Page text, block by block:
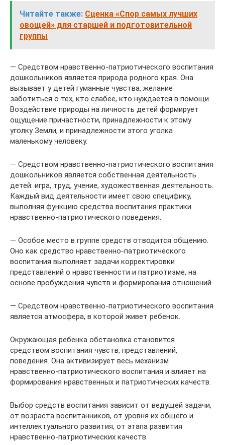
Читайте также: Сценка «Спор самых лучших
овощей» для старшей и подготовительной
группы
— Средством нравственно-патриотического воспитания
дошкольников является природа родного края. Она
вызывает у детей гуманные чувства, желание
заботиться о тех, кто слабее, кто нуждается в помощи.
Воздействие природы на личность детей формирует
ощущение причастности, принадлежности к этому
уголку Земли, и принадлежности этого уголка
маленькому человеку.
— Средством нравственно-патриотического воспитания
дошкольников является собственная деятельность
детей: игра, труд, учение, художественная деятельность.
Каждый вид деятельности имеет свою специфику,
выполняя функцию средства воспитания практики
нравственно-патриотического поведения.
— Особое место в группе средств отводится общению.
Оно как средство нравственно-патриотического
воспитания выполняет задачи корректировки
представлений о нравственности и патриотизме, на
основе пробуждения чувств и формирования отношений.
— Средством нравственно-патриотического воспитания
является атмосфера, в которой живет ребенок.
Окружающая ребенка обстановка становится
средством воспитания чувств, представлений,
поведения. Она активизирует весь механизм
нравственно-патриотического воспитания и влияет на
формирования нравственных и патриотических качеств.
Выбор средств воспитания зависит от ведущей задачи,
от возраста воспитанников, от уровня их общего и
интеллектуального развития, от этапа развития
нравственно-патриотических качеств.